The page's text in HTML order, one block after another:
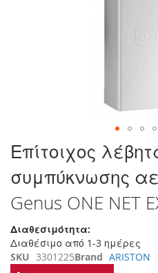
Μετάβαση
στην
αρχή
της
συλλογής
εικόνων
Επίτοιχος
συμπύκνωσης
Genus ONE NET
Διαθεσιμότητα:
Διαθέσιμο από 1-3 ημέρες
SKU 3301225Brand ARISTON